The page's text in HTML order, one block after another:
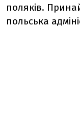
поляків.
польська